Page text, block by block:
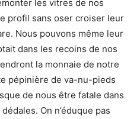
les vitres de nos
profil sans oser croiser leur
Nous pouvons même leur
dans les recoins de nos
la monnaie de notre
pépinière de va-nu-pieds
de nous être fatale dans
On n’éduque pas